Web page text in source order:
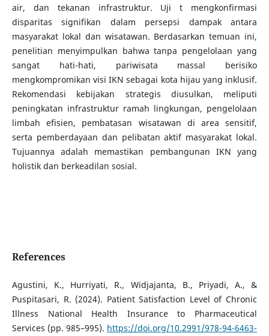
air, dan tekanan infrastruktur. Uji t mengkonfirmasi
disparitas signifikan dalam persepsi dampak antara
masyarakat lokal dan wisatawan. Berdasarkan temuan ini,
penelitian menyimpulkan bahwa tanpa pengelolaan yang
sangat hati-hati, pariwisata massal berisiko
mengkompromikan visi IKN sebagai kota hijau yang inklusif.
Rekomendasi kebijakan strategis diusulkan, meliputi
peningkatan infrastruktur ramah lingkungan, pengelolaan
limbah efisien, pembatasan wisatawan di area sensitif,
serta pemberdayaan dan pelibatan aktif masyarakat lokal.
Tujuannya adalah memastikan pembangunan IKN yang
holistik dan berkeadilan sosial.
References
Agustini, K., Hurriyati, R., Widjajanta, B., Priyadi, A., &
Puspitasari, R. (2024). Patient Satisfaction Level of Chronic
Illness National Health Insurance to Pharmaceutical
Services (pp. 985–995). https://doi.org/10.2991/978-94-6463-